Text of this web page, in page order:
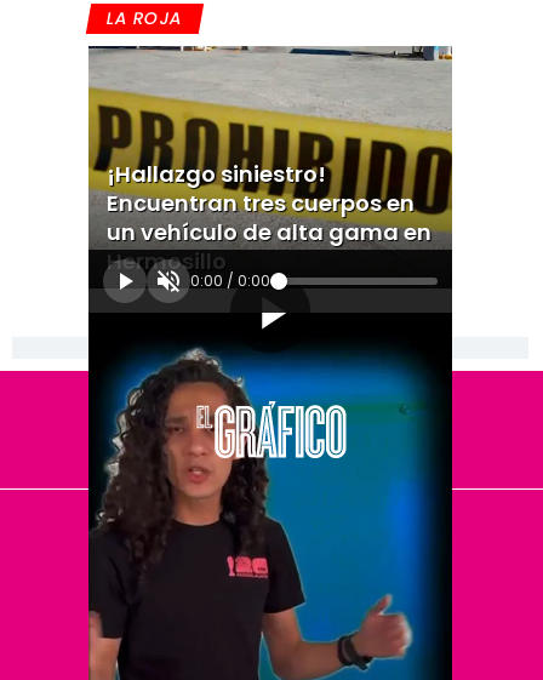
LA ROJA
¡Hallazgo siniestro!
Encuentran tres cuerpos en
un vehículo de alta gama en
Hermosillo
0:00 / 0:00
[Publicidad]
El Universal
Vive USA
Clase